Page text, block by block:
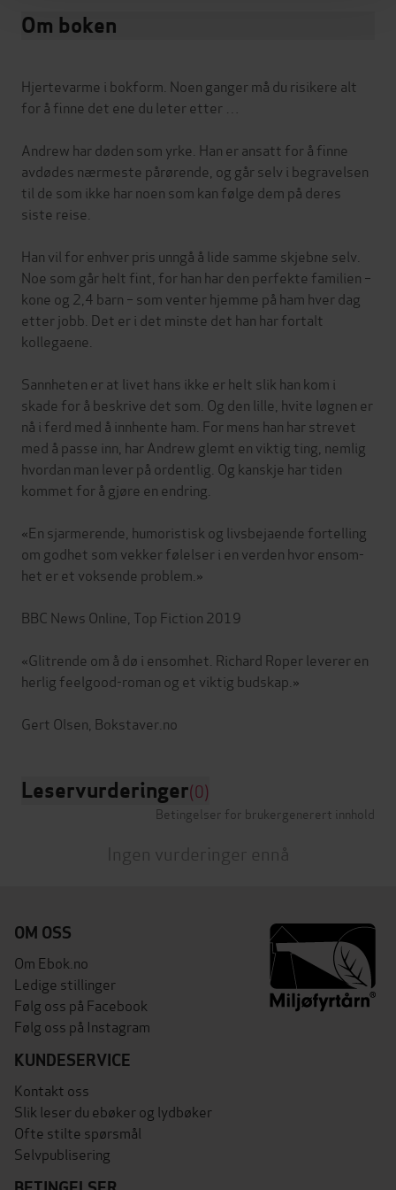
Om boken
Hjertevarme i bokform. Noen ganger må du risikere alt
for å finne det ene du leter etter …
Andrew har døden som yrke. Han er ansatt for å finne
avdødes nærmeste pårørende, og går selv i begravelsen
til de som ikke har noen som kan følge dem på deres
siste reise.
Han vil for enhver pris unngå å lide samme skjebne selv.
Noe som går helt fint, for han har den perfekte familien –
kone og 2,4 barn – som venter hjemme på ham hver dag
etter jobb. Det er i det minste det han har fortalt
kollegaene.
Sannheten er at livet hans ikke er helt slik han kom i
skade for å beskrive det som. Og den lille, hvite løgnen er
nå i ferd med å innhente ham. For mens han har strevet
med å passe inn, har Andrew glemt en viktig ting, nemlig
hvordan man lever på ordentlig. Og kanskje har tiden
kommet for å gjøre en endring.
«En sjarmerende, humoristisk og livsbejaende fortelling
om godhet som vekker følelser i en verden hvor ensom-
het er et voksende problem.»
BBC News Online, Top Fiction 2019
«Glitrende om å dø i ensomhet. Richard Roper leverer en
herlig feelgood-roman og et viktig budskap.»
Leservurderinger(0)
Betingelser for brukergenerert innhold
Ingen vurderinger ennå
OM OSS
Om Ebok.no
Ledige stillinger
Følg oss på Facebook
Følg oss på Instagram
KUNDESERVICE
Kontakt oss
Slik leser du ebøker og lydbøker
Ofte stilte spørsmål
Selvpublisering